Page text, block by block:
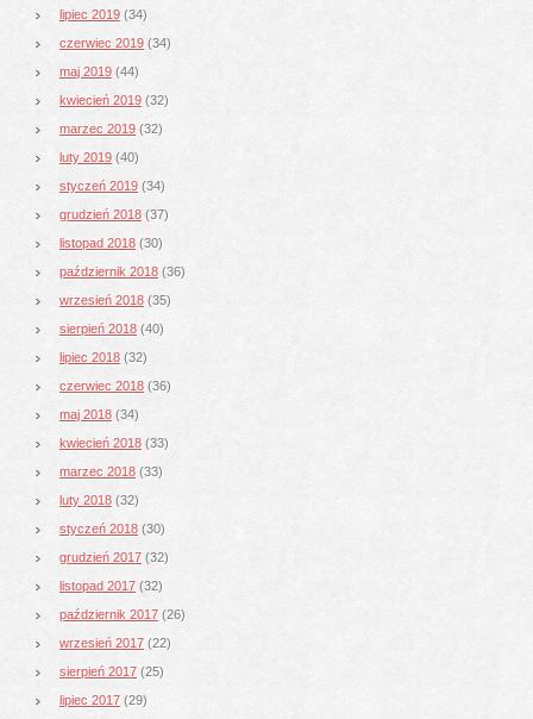
lipiec 2019 (34)
czerwiec 2019 (34)
maj 2019 (44)
kwiecień 2019 (32)
marzec 2019 (32)
luty 2019 (40)
styczeń 2019 (34)
grudzień 2018 (37)
listopad 2018 (30)
październik 2018 (36)
wrzesień 2018 (35)
sierpień 2018 (40)
lipiec 2018 (32)
czerwiec 2018 (36)
maj 2018 (34)
kwiecień 2018 (33)
marzec 2018 (33)
luty 2018 (32)
styczeń 2018 (30)
grudzień 2017 (32)
listopad 2017 (32)
październik 2017 (26)
wrzesień 2017 (22)
sierpień 2017 (25)
lipiec 2017 (29)